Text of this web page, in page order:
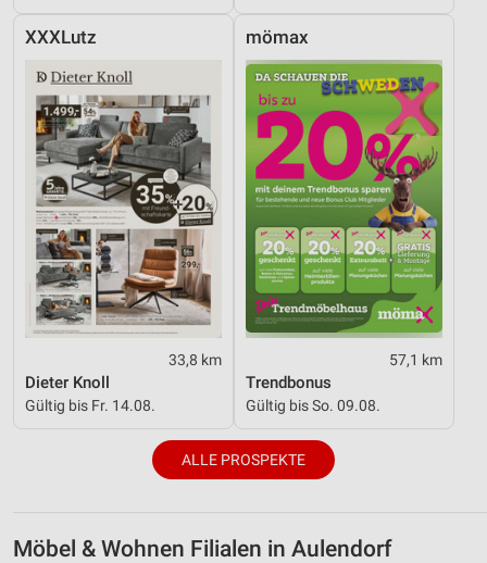
XXXLutz
33,8 km
Dieter Knoll
Gültig bis Fr. 14.08.
mömax
57,1 km
Trendbonus
Gültig bis So. 09.08.
ALLE PROSPEKTE
Möbel & Wohnen Filialen in Aulendorf